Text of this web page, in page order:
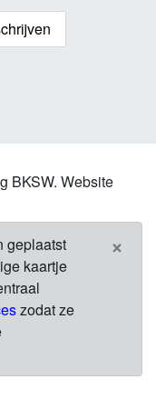
BKSW. Website
geplaatst
kaartje
zodat ze
×